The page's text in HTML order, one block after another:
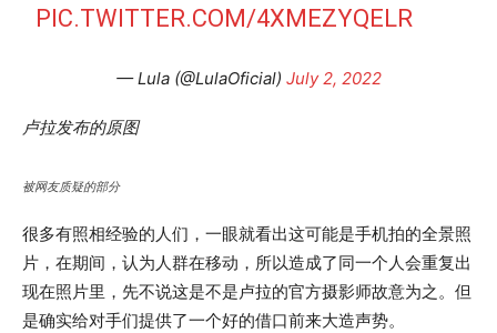
PIC.TWITTER.COM/4XMEZYQELR
— Lula (@LulaOficial) July 2, 2022
卢拉发布的原图
被网友质疑的部分
很多有照相经验的人们，一眼就看出这可能是手机拍的全景照
片，在期间，认为人群在移动，所以造成了同一个人会重复出
现在照片里，先不说这是不是卢拉的官方摄影师故意为之。但
是确实给对手们提供了一个好的借口前来大造声势。